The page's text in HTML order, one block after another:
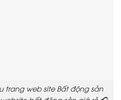
trang web site Bất động sản